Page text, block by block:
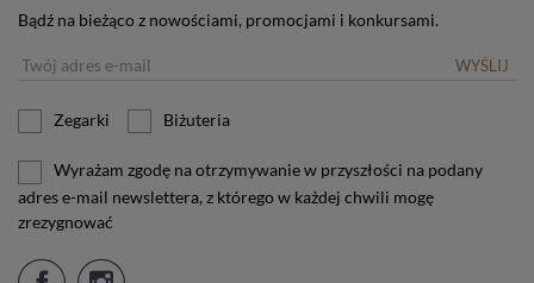
Bądź na bieżąco z nowościami, promocjami i konkursami.
WYŚLIJ
Zegarki Biżuteria
Wyrażam zgodę na otrzymywanie w przyszłości na podany
adres e-mail newslettera, z którego w każdej chwili mogę
zrezygnować